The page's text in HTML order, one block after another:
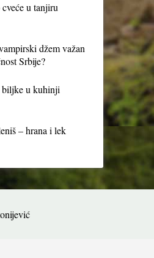
u tanjiru
džem važan
Srbije?
u kuhinji
– hrana i lek